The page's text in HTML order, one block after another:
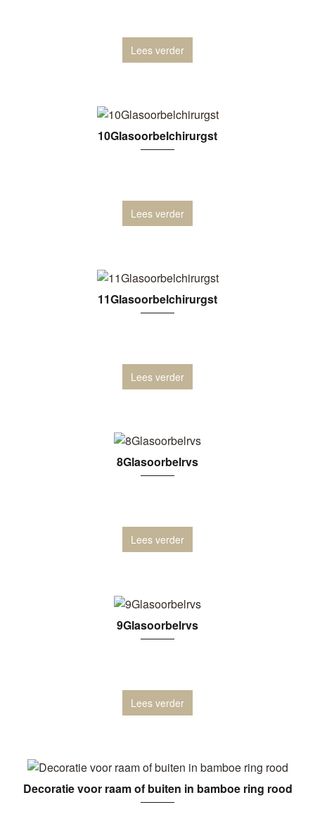
Lees verder
10Glasoorbelchirurgst
Lees verder
11Glasoorbelchirurgst
Lees verder
8Glasoorbelrvs
Lees verder
9Glasoorbelrvs
Lees verder
Decoratie voor raam of buiten in bamboe ring rood